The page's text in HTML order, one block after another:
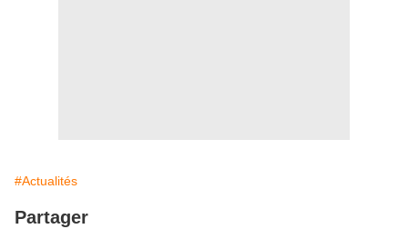
#Actualités
Partager